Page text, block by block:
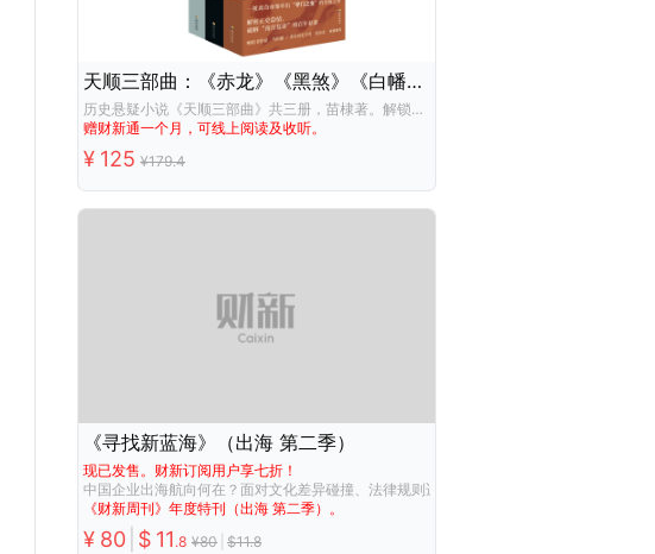
天顺三部曲：《赤龙》《黑煞》《白幡》（赠财新通一个月，可线上阅读及收听）
历史悬疑小说《天顺三部曲》共三册，苗棣著。解锁天顺三大迷案：夺门之变、石亨大案、曹钦之叛——以明史为局，以悬疑破局，挖掘被正史雪藏的另一种真实。
赠财新通一个月，可线上阅读及收听。
¥ 125 ¥179.4
《寻找新蓝海》（出海 第二季）
现已发售。财新订阅用户享七折！
中国企业出海航向何在？面对文化差异碰撞、法律规则适配、人才储备挑战，以及全球经
《财新周刊》年度特刊（出海 第二季）。
¥ 80 $ 11 .8 ¥80 $11.8